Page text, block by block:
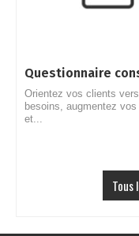
Tous
Questionnaire
Orientez vos clients
besoins, augmentez
et...